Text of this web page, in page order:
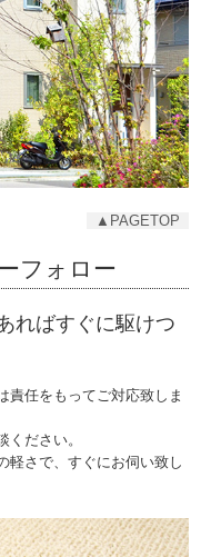
▲PAGETOP
フォロー
ればすぐに駆けつ
責任をもってご対応致しま
ださい。
軽さで、すぐにお伺い致し